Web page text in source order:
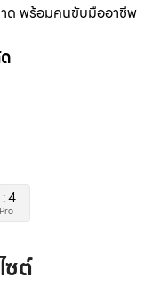
าด พร้อมคนขับมืออาชีพ
4
ซต์